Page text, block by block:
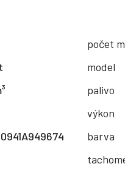
počet
model
palivo
výkon
barva